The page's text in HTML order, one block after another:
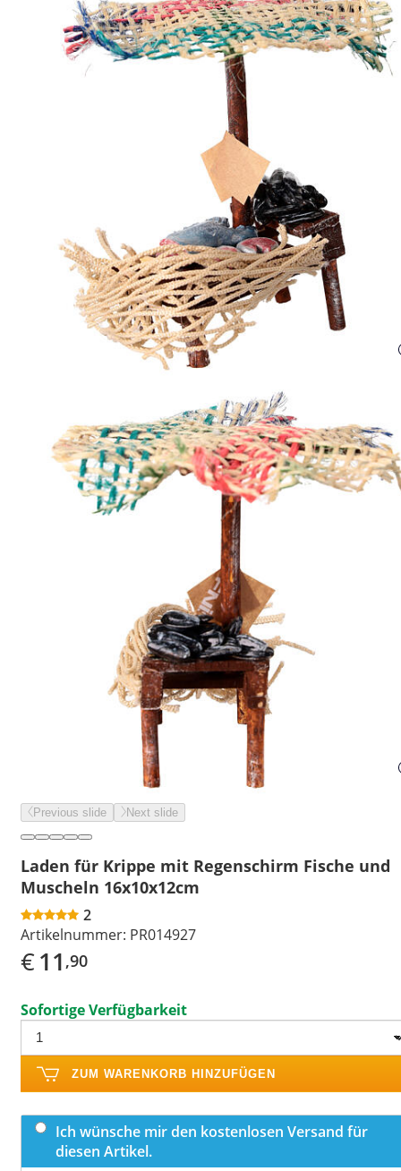
Previous slide Next slide
Laden für Krippe mit Regenschirm Fische und
Muscheln 16x10x12cm
2
Artikelnummer: PR014927
€11 ,90
Sofortige Verfügbarkeit
ZUM WARENKORB HINZUFÜGEN
Ich wünsche mir den kostenlosen Versand für
diesen Artikel.